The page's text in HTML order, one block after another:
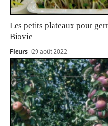
Les petits plateaux pour
Biovie
Fleurs 29 août 2022